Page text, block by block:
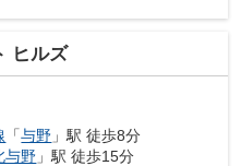
ヒルズ
「与野 」駅 徒歩8分
与野 」駅 徒歩15分